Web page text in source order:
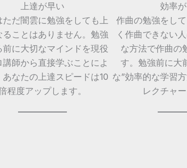
上達が早い
ただ闇雲に勉強をしても上
ることはありません。勉強
前に大切なマインドを現役
講師から直接学ぶことによ
あなたの上達スピードは10
程度アップします。
効率
作曲の勉強をし
く作曲できない
な方法で作曲の
す。勉強前に大
な”効率的な学習
レクチャー